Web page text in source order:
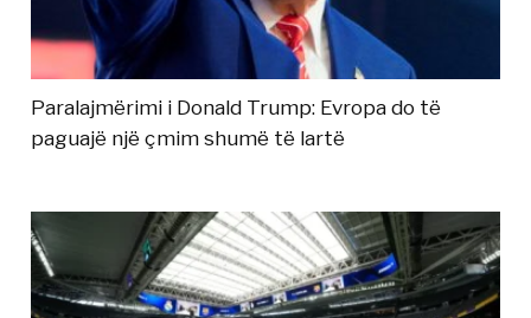
Paralajmërimi i Donald Trump: Evropa do të
paguajë një çmim shumë të lartë